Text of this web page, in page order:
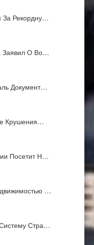
За Рекордну…
Заявил О Во…
Документ…
Крушения…
Посетит Н…
…
Стра…